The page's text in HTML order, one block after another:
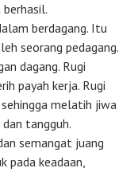
berhasil.
berdagang. Itu
seorang pedagang.
dagang. Rugi
payah kerja. Rugi
melatih jiwa
tangguh.
semangat juang
pada keadaan,